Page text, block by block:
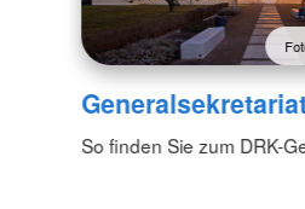
So finden Sie zum DRK-